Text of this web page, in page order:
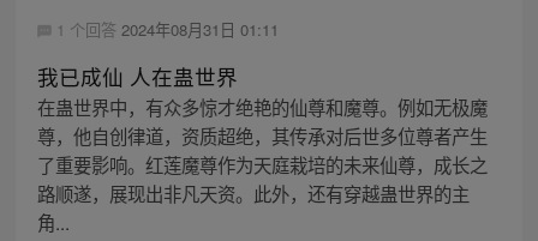
1 个回答 2024年08月31日 01:11
我已成仙 人在蛊世界
在蛊世界中，有众多惊才绝艳的仙尊和魔尊。例如无极魔
尊，他自创律道，资质超绝，其传承对后世多位尊者产生
了重要影响。红莲魔尊作为天庭栽培的未来仙尊，成长之
路顺遂，展现出非凡天资。此外，还有穿越蛊世界的主
角...